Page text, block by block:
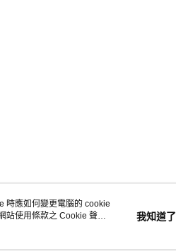
訊
時應如何變更電腦的 cookie
站使用條款之 Cookie 聲明
我知道了